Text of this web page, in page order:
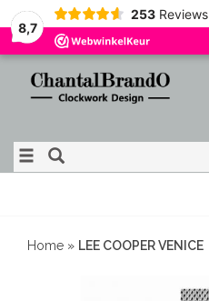
8,7
253 Reviews
Home » LEE COOPER VENICE